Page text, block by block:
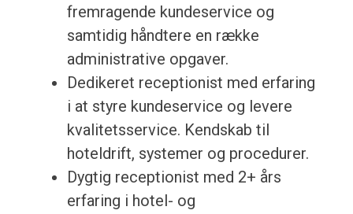
fremragende kundeservice og
samtidig håndtere en række
administrative opgaver.
Dedikeret receptionist med erfaring
i at styre kundeservice og levere
kvalitetsservice. Kendskab til
hoteldrift, systemer og procedurer.
Dygtig receptionist med 2+ års
erfaring i hotel- og